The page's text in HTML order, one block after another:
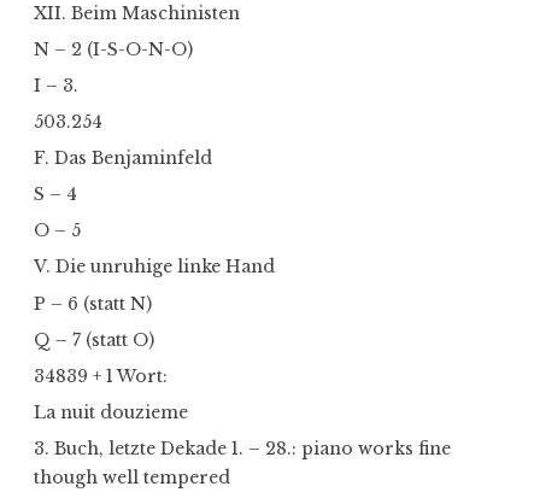
XII. Beim Maschinisten
N – 2 (I-S-O-N-O)
I – 3.
503.254
F. Das Benjaminfeld
S – 4
O – 5
V. Die unruhige linke Hand
P – 6 (statt N)
Q – 7 (statt O)
34839 + 1 Wort:
La nuit douzieme
3. Buch, letzte Dekade 1. – 28.: piano works fine
though well tempered